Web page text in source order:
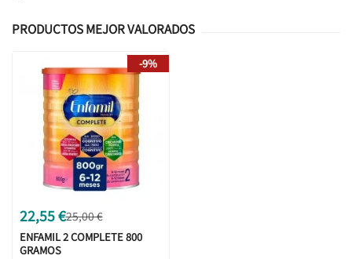
PRODUCTOS MEJOR VALORADOS
22,55 €25,00 €
ENFAMIL 2 COMPLETE 800
GRAMOS
-9%